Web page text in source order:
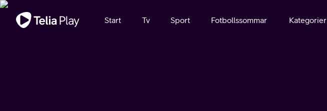
Viktigt meddelande
Start Tv Sport Fotbollssommar Kategorier